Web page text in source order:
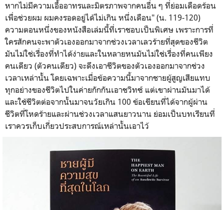
หากไม่มีความเอื้ออาทรและมิตรภาพจากคนอื่น ๆ ที่ย่อมเดือดร้อน
เพื่อช่วยผม ผมคงรอดอยู่ได้ไม่เกิน หนึ่งเดือน" (น. 119-120)
ความตอนหนึ่งของหนังสือเล่มนี้ที่เราชอบเป็นพิเศษ เพราะการที่
ใครสักคนจะพาตัวเองออกมาจากช่วงเวลาเลวร้ายที่สุดของชีวิต
มันไม่ใช่เรื่องที่ทำได้ง่ายและในหลายหนมันไม่ใช่เรื่องที่คนเพียง
คนเดียว (ตัวคนเดียว) จะดึงเอาชีวิตของตัวเองออกมาจากช่วง
เวลาเหล่านั้น โดยเฉพาะเมื่อข้อความนี้มาจากชายผู้สูญเสียแทบ
ทุกอย่างของชีวิตไปในค่ายกักกันเอาชวิทซ์ แต่เขาผ่านมันมาได้
และใช้ชีวิตต่อจากนั้นมาจนวัยเกิน 100 ข้อเขียนที่ได้จากผู้ผ่าน
ชีวิตที่โหดร้ายและผ่านช่วงเวลาแสนยาวนาน ย่อมเป็นบทเรียนที่
เราควรเก็บเกี่ยวประสบการณ์เหล่านั้นเอาไว้